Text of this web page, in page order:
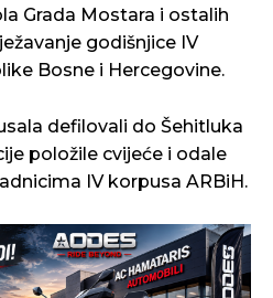
Grada Mostara i ostalih
godišnjice IV
Bosne i Hercegovine.
defilovali do Šehitluka
položile cvijeće i odale
IV korpusa ARBiH.